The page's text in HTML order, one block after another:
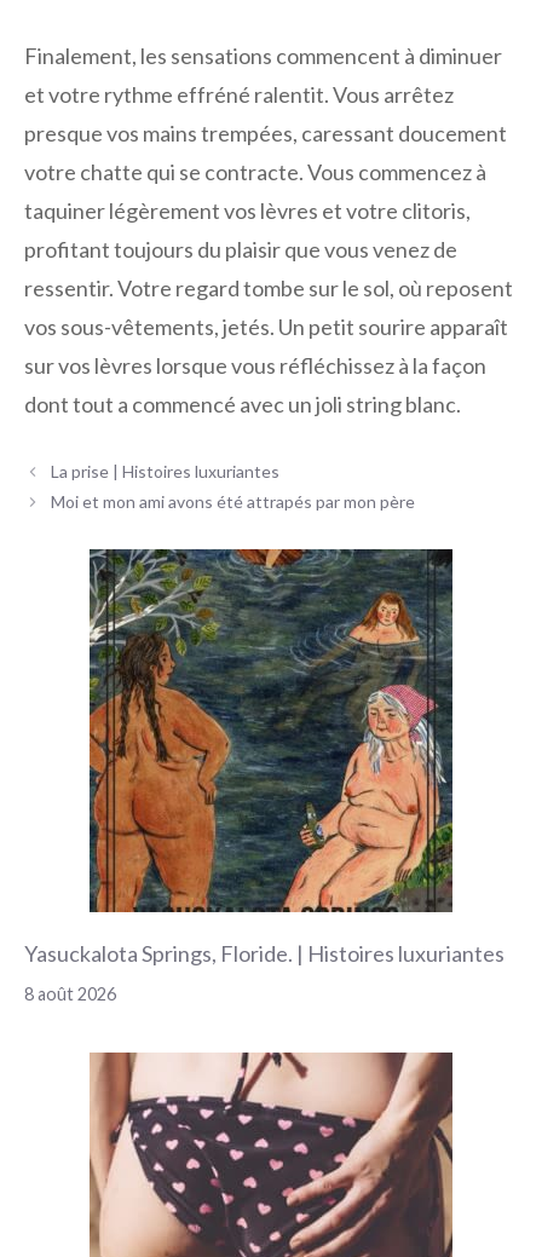
Finalement, les sensations commencent à diminuer
et votre rythme effréné ralentit. Vous arrêtez
presque vos mains trempées, caressant doucement
votre chatte qui se contracte. Vous commencez à
taquiner légèrement vos lèvres et votre clitoris,
profitant toujours du plaisir que vous venez de
ressentir. Votre regard tombe sur le sol, où reposent
vos sous-vêtements, jetés. Un petit sourire apparaît
sur vos lèvres lorsque vous réfléchissez à la façon
dont tout a commencé avec un joli string blanc.
Navigation
des
La prise | Histoires luxuriantes
Moi et mon ami avons été attrapés par mon père
Yasuckalota Springs, Floride. | Histoires luxuriantes
8 août 2026